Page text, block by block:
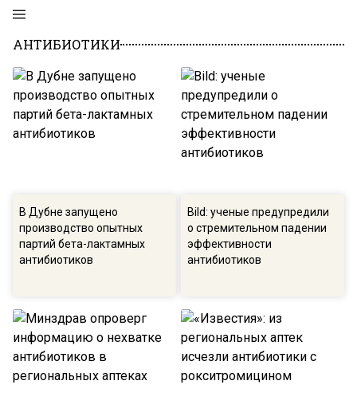
АНТИБИОТИКИ
В Дубне запущено
производство опытных
партий бета-лактамных
антибиотиков
Bild: ученые предупредили
о стремительном падении
эффективности
антибиотиков